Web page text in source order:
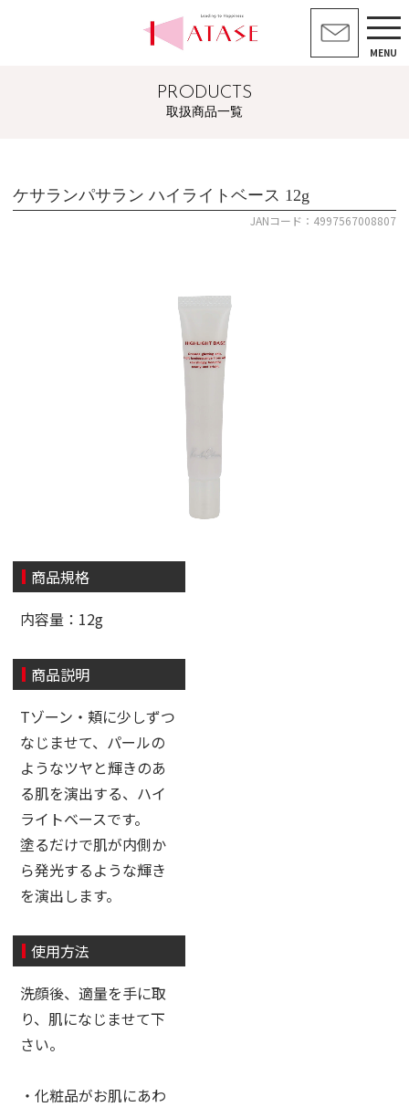
MENU
PRODUCTS
取扱商品一覧
ケサランパサラン ハイライトベース 12g
JANコード：4997567008807
商品規格
内容量：12g
商品説明
Tゾーン・頬に少しずつ
なじませて、パールの
ようなツヤと輝きのあ
る肌を演出する、ハイ
ライトベースです。
塗るだけで肌が内側か
ら発光するような輝き
を演出します。
使用方法
洗顔後、適量を手に取
り、肌になじませて下
さい。
・化粧品がお肌にあわ